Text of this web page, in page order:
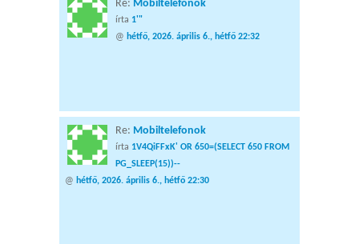
Re: Mobiltelefonok
írta 1'"
@ hétfő, 2026. április 6., hétfő 22:32
Re: Mobiltelefonok
írta 1V4QiFFxK' OR 650=(SELECT 650 FROM
PG_SLEEP(15))--
@ hétfő, 2026. április 6., hétfő 22:30